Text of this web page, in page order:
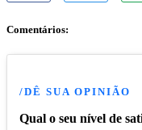
Comentários:
/DÊ SUA OPINIÃO
Qual o seu nível de